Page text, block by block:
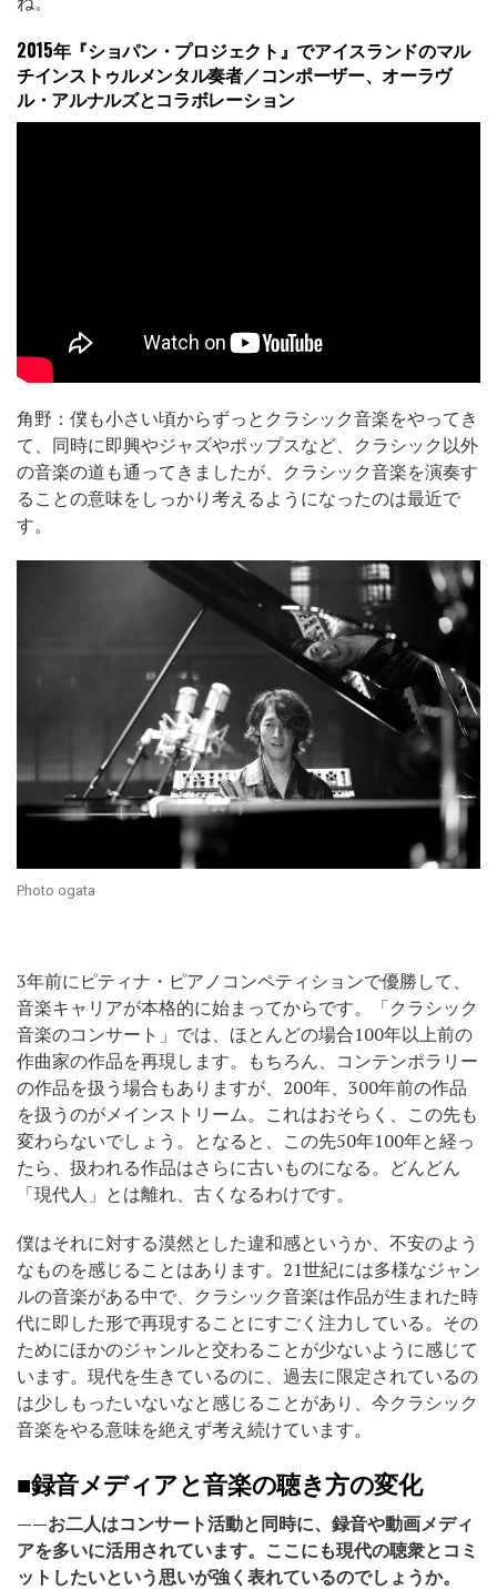
2015年『ショパン・プロジェクト』でアイスランドのマル
チインストゥルメンタル奏者／コンポーザー、オーラヴ
ル・アルナルズとコラボレーション
角野：僕も小さい頃からずっとクラシック音楽をやってき
て、同時に即興やジャズやポップスなど、クラシック以外
の音楽の道も通ってきましたが、クラシック音楽を演奏す
ることの意味をしっかり考えるようになったのは最近で
す。
Photo ogata
3年前にピティナ・ピアノコンペティションで優勝して、
音楽キャリアが本格的に始まってからです。「クラシック
音楽のコンサート」では、ほとんどの場合100年以上前の
作曲家の作品を再現します。もちろん、コンテンポラリー
の作品を扱う場合もありますが、200年、300年前の作品
を扱うのがメインストリーム。これはおそらく、この先も
変わらないでしょう。となると、この先50年100年と経っ
たら、扱われる作品はさらに古いものになる。どんどん
「現代人」とは離れ、古くなるわけです。
僕はそれに対する漠然とした違和感というか、不安のよう
なものを感じることはあります。21世紀には多様なジャン
ルの音楽がある中で、クラシック音楽は作品が生まれた時
代に即した形で再現することにすごく注力している。その
ためにほかのジャンルと交わることが少ないように感じて
います。現代を生きているのに、過去に限定されているの
は少しもったいないなと感じることがあり、今クラシック
音楽をやる意味を絶えず考え続けています。
■録音メディアと音楽の聴き方の変化
——お二人はコンサート活動と同時に、録音や動画メディ
アを多いに活用されています。ここにも現代の聴衆とコミ
ットしたいという思いが強く表れているのでしょうか。